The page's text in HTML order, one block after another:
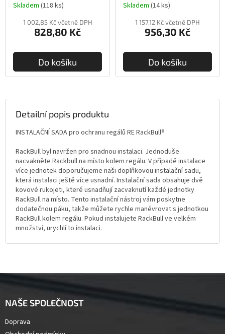
Skladem (118 ks)
1 002,85 Kč včetně DPH
828,80 Kč
Do košíku
Skladem (14 ks)
1 157,12 Kč včetně DPH
956,30 Kč
Do košíku
Detailní popis produktu
INSTALAČNÍ SADA pro ochranu regálů RE RackBull®
RackBull byl navržen pro snadnou instalaci. Jednoduše
nacvakněte Rackbull na místo kolem regálu. V případě instalace
více jednotek doporučujeme naši doplňkovou instalační sadu,
která instalaci ještě více usnadní. Instalační sada obsahuje dvě
kovové rukojeti, které usnadňují zacvaknutí každé jednotky
RackBull na místo. Tento instalační nástroj vám poskytne
dodatečnou páku, takže můžete rychle manévrovat s jednotkou
RackBull kolem regálu. Pokud instalujete RackBull ve velkém
množství, urychlí to instalaci.
Z
NAŠE SPOLEČNOST
Doprava